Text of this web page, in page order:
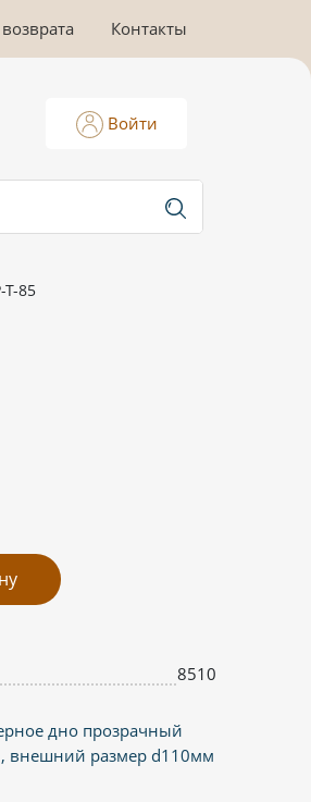
Контакты
Войти
Т-85
8510
дно прозрачный
внешний размер d110мм